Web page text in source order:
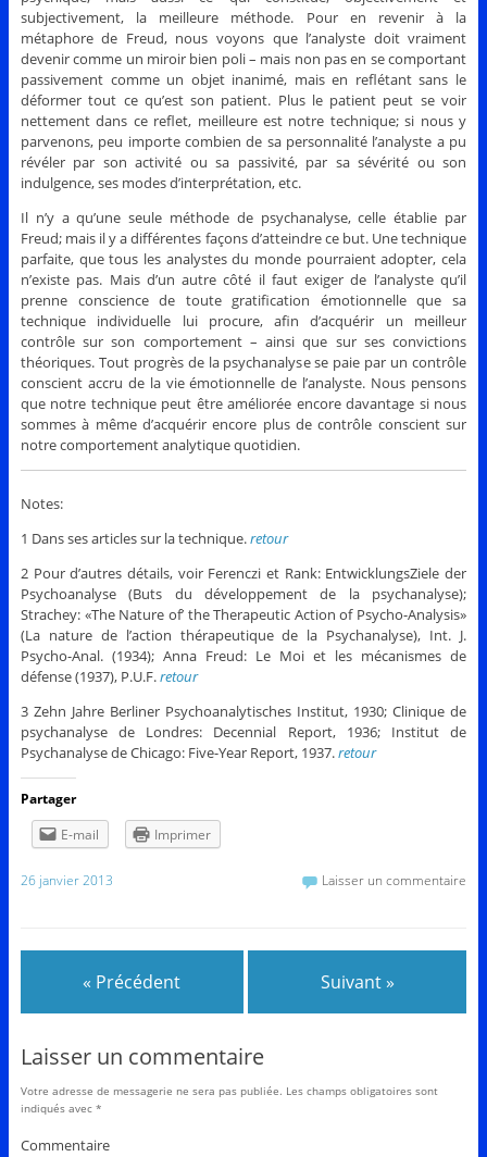
subjectivement, la meilleure méthode. Pour en revenir à la
métaphore de Freud, nous voyons que l’analyste doit vraiment
devenir comme un miroir bien poli – mais non pas en se comportant
passivement comme un objet inanimé, mais en reflétant sans le
déformer tout ce qu’est son patient. Plus le patient peut se voir
nettement dans ce reflet, meilleure est notre technique; si nous y
parvenons, peu importe combien de sa personnalité l’analyste a pu
révéler par son activité ou sa passivité, par sa sévérité ou son
indulgence, ses modes d’interprétation, etc.
Il n’y a qu’une seule méthode de psychanalyse, celle établie par
Freud; mais il y a différentes façons d’atteindre ce but. Une technique
parfaite, que tous les analystes du monde pourraient adopter, cela
n’existe pas. Mais d’un autre côté il faut exiger de l’analyste qu’il
prenne conscience de toute gratification émotionnelle que sa
technique individuelle lui procure, afin d’acquérir un meilleur
contrôle sur son comportement – ainsi que sur ses convictions
théoriques. Tout progrès de la psychanalyse se paie par un contrôle
conscient accru de la vie émotionnelle de l’analyste. Nous pensons
que notre technique peut être améliorée encore davantage si nous
sommes à même d’acquérir encore plus de contrôle conscient sur
notre comportement analytique quotidien.
Notes:
1 Dans ses articles sur la technique.retour
2 Pour d’autres détails, voir Ferenczi et Rank: EntwicklungsZiele der
Psychoanalyse (Buts du développement de la psychanalyse);
Strachey: «The Nature of’ the Therapeutic Action of Psycho-Analysis»
(La nature de l’action thérapeutique de la Psychanalyse), Int. J.
Psycho-Anal. (1934); Anna Freud: Le Moi et les mécanismes de
défense (1937), P.U.F.retour
3 Zehn Jahre Berliner Psychoanalytisches Institut, 1930; Clinique de
psychanalyse de Londres: Decennial Report, 1936; Institut de
Psychanalyse de Chicago: Five-Year Report, 1937.retour
Partager
E-mail
Imprimer
26 janvier 2013 Laisser un commentaire
« Précédent Suivant »
Laisser un commentaire
Votre adresse de messagerie ne sera pas publiée. Les champs obligatoires sont
indiqués avec *
Commentaire